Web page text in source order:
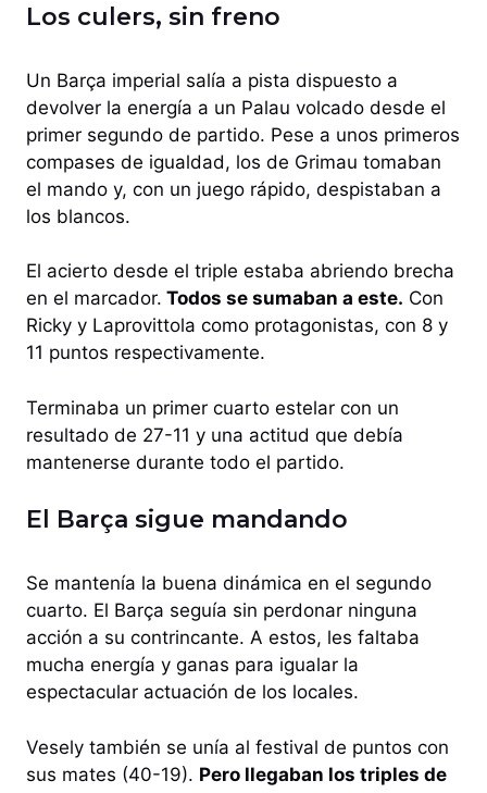
Los culers, sin freno
Un Barça imperial salía a pista dispuesto a
devolver la energía a un Palau volcado desde el
primer segundo de partido. Pese a unos primeros
compases de igualdad, los de Grimau tomaban
el mando y, con un juego rápido, despistaban a
los blancos.
El acierto desde el triple estaba abriendo brecha
en el marcador. Todos se sumaban a este. Con
Ricky y Laprovittola como protagonistas, con 8 y
11 puntos respectivamente.
Terminaba un primer cuarto estelar con un
resultado de 27-11 y una actitud que debía
mantenerse durante todo el partido.
El Barça sigue mandando
Se mantenía la buena dinámica en el segundo
cuarto. El Barça seguía sin perdonar ninguna
acción a su contrincante. A estos, les faltaba
mucha energía y ganas para igualar la
espectacular actuación de los locales.
Vesely también se unía al festival de puntos con
sus mates (40-19). Pero llegaban los triples de